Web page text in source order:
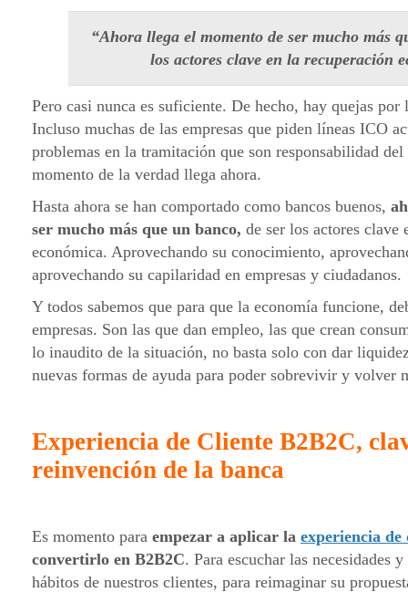
“Ahora llega el momento de ser mucho más
los actores clave en la recuperación
Pero casi nunca es suficiente. De hecho, hay quejas por
Incluso muchas de las empresas que piden líneas ICO
problemas en la tramitación que son responsabilidad del
momento de la verdad llega ahora.
Hasta ahora se han comportado como bancos buenos,
ser mucho más que un banco, de ser los actores clave
económica. Aprovechando su conocimiento,
aprovechando su capilaridad en empresas y ciudadanos.
Y todos sabemos que para que la economía funcione,
empresas. Son las que dan empleo, las que crean
lo inaudito de la situación, no basta solo con dar
nuevas formas de ayuda para poder sobrevivir y volver
Experiencia de Cliente B2B2C,
reinvención de la banca
Es momento para empezar a aplicar la experiencia de
convertirlo en B2B2C. Para escuchar las necesidades
hábitos de nuestros clientes, para reimaginar su